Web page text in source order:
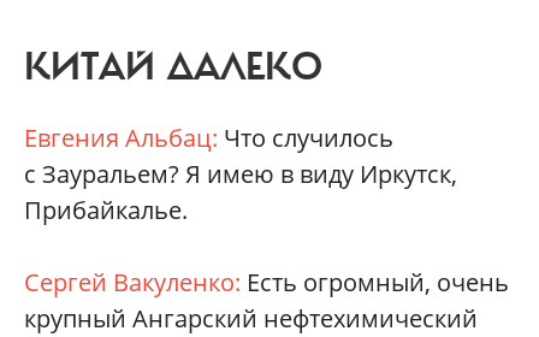
КИТАЙ ДАЛЕКО
Евгения Альбац: Что случилось
с Зауральем? Я имею в виду Иркутск,
Прибайкалье.
Сергей Вакуленко: Есть огромный, очень
крупный Ангарский нефтехимический